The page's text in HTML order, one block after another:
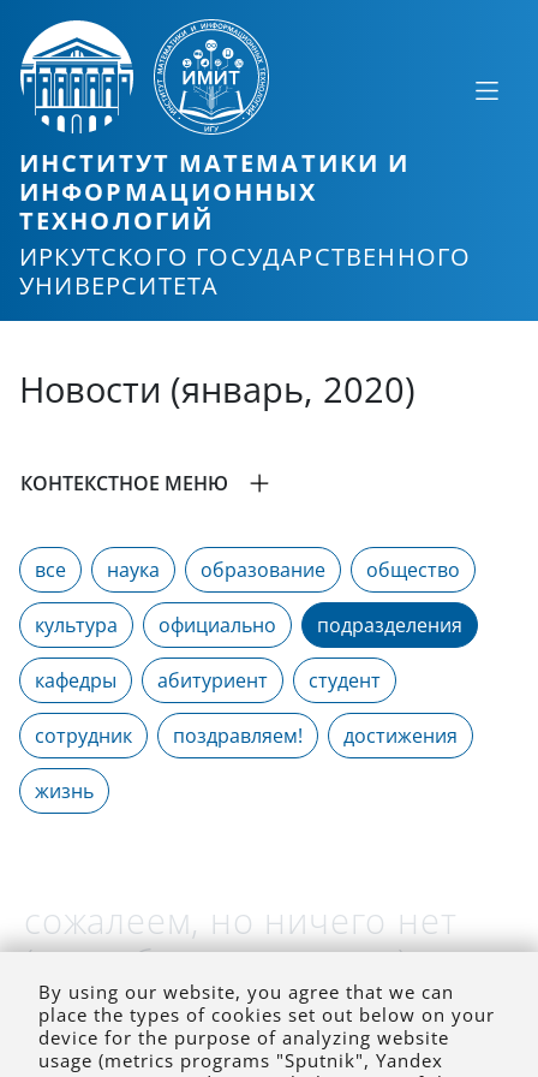
ИНСТИТУТ МАТЕМАТИКИ И
ИНФОРМАЦИОННЫХ
ТЕХНОЛОГИЙ
ИРКУТСКОГО ГОСУДАРСТВЕННОГО
УНИВЕРСИТЕТА
Новости (январь, 2020)
КОНТЕКСТНОЕ МЕНЮ
все наука образование общество
культура официально подразделения
кафедры абитуриент студент
сотрудник поздравляем! достижения
жизнь
сожалеем, но ничего нет
(на выбранное время)
By using our website, you agree that we can
place the types of cookies set out below on your
device for the purpose of analyzing website
usage (metrics programs "Sputnik", Yandex